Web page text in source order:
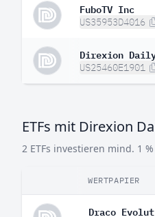
FuboTV Inc
US35953D4016
Direxion Daily
US25460E1901
ETFs mit Direxion
2 ETFs investieren mind. 1
WERTPAPIER
Draco